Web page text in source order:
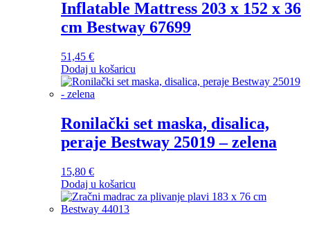
Inflatable Mattress 203 x 152 x 36
cm Bestway 67699
51,45 €
Dodaj u košaricu
Ronilački set maska, disalica,
peraje Bestway 25019 – zelena
15,80 €
Dodaj u košaricu